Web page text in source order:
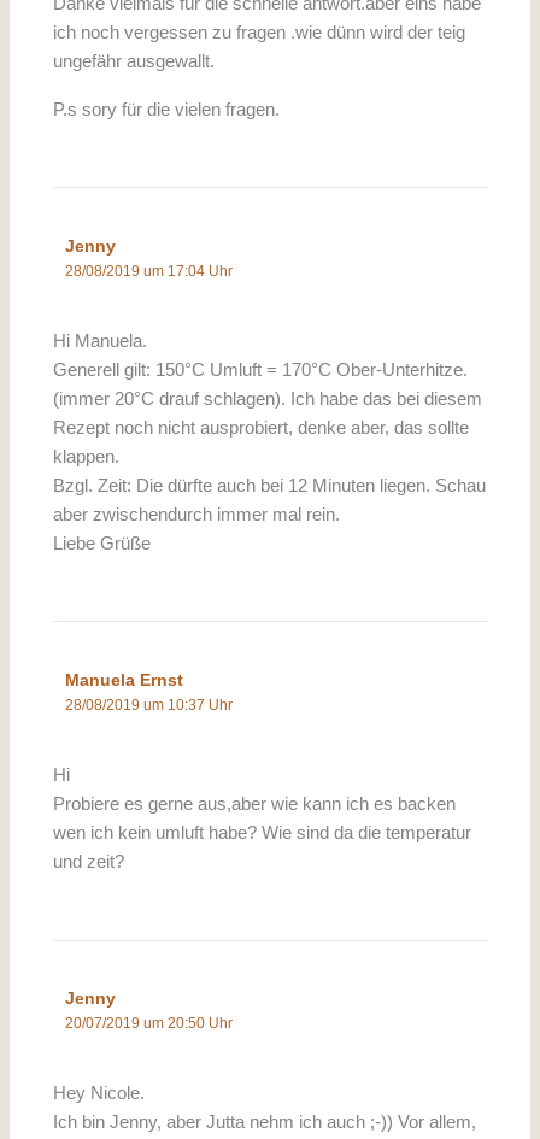
ich noch vergessen zu fragen .wie dünn wird der teig
ungefähr ausgewallt.
P.s sory für die vielen fragen.
Jenny
28/08/2019 um 17:04 Uhr
Hi Manuela.
Generell gilt: 150°C Umluft = 170°C Ober-Unterhitze.
(immer 20°C drauf schlagen). Ich habe das bei diesem
Rezept noch nicht ausprobiert, denke aber, das sollte
klappen.
Bzgl. Zeit: Die dürfte auch bei 12 Minuten liegen. Schau
aber zwischendurch immer mal rein.
Liebe Grüße
Manuela Ernst
28/08/2019 um 10:37 Uhr
Hi
Probiere es gerne aus,aber wie kann ich es backen
wen ich kein umluft habe? Wie sind da die temperatur
und zeit?
Jenny
20/07/2019 um 20:50 Uhr
Hey Nicole.
Ich bin Jenny, aber Jutta nehm ich auch ;-)) Vor allem,